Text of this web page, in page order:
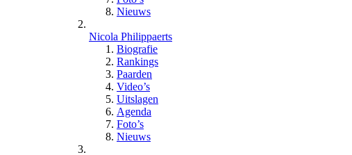
Nieuws
Nicola Philippaerts
Biografie
Rankings
Paarden
Video’s
Uitslagen
Agenda
Foto’s
Nieuws